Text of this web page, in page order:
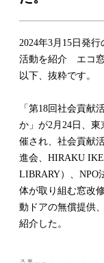
2024年3月15日発
活動を紹介 エコ窓
以下、抜粋です。
「第18回社会貢献
か」が2月24日、
催され、社会貢献
進会、HIRAKU
LIBRARY）、NPO
体が取り組む窓改
動ドアの無償提供
紹介した。